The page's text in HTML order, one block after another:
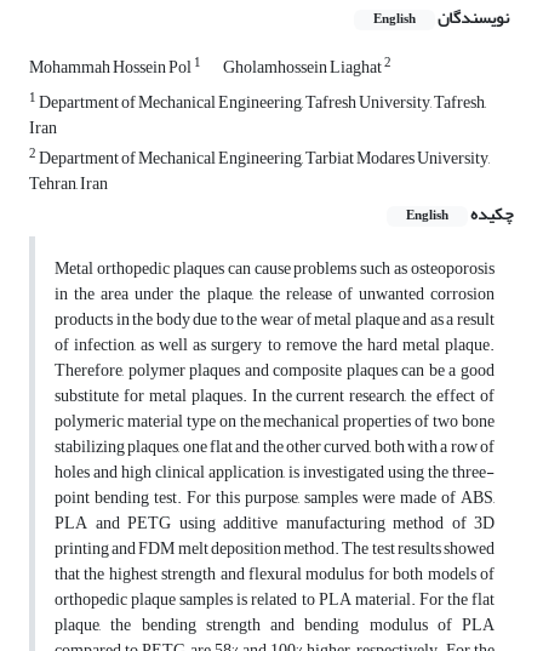
نویسندگان English
Mohammah Hossein Pol1 Gholamhossein Liaghat2
1Department of Mechanical Engineering, Tafresh University, Tafresh,
Iran
2Department of Mechanical Engineering, Tarbiat Modares University,
Tehran, Iran
چکیده
English
Metal orthopedic plaques can cause problems such as osteoporosis
in the area under the plaque, the release of unwanted corrosion
products in the body due to the wear of metal plaque and as a result
of infection, as well as surgery to remove the hard metal plaque.
Therefore, polymer plaques and composite plaques can be a good
substitute for metal plaques. In the current research, the effect of
polymeric material type on the mechanical properties of two bone
stabilizing plaques, one flat and the other curved, both with a row of
holes and high clinical application, is investigated using the three-
point bending test. For this purpose, samples were made of ABS,
PLA and PETG using additive manufacturing method of 3D
printing and FDM melt deposition method. The test results showed
that the highest strength and flexural modulus for both models of
orthopedic plaque samples is related to PLA material. For the flat
plaque, the bending strength and bending modulus of PLA